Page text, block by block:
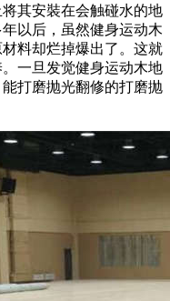
其安裝在会触碰水的地
以后，虽然健身运动木
料却烂掉爆出了。这就
一旦发觉健身运动木地
打磨抛光翻修的打磨抛